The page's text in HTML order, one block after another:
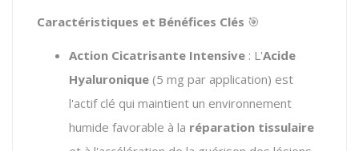
Caractéristiques et Bénéfices Clés 🎯
Action Cicatrisante Intensive : L'Acide
Hyaluronique (5 mg par application) est
l'actif clé qui maintient un environnement
humide favorable à la réparation tissulaire